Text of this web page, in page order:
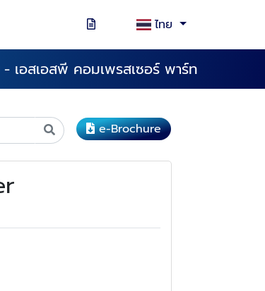
ไทย
เอสเอสพี คอมเพรสเซอร์ พาร์ท
e-Brochure